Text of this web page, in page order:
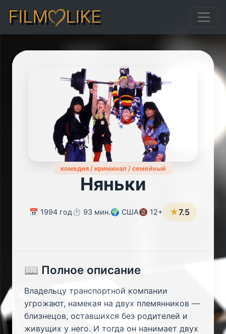
FILM LIKE
комедия / криминал / семейный
Няньки
📅 1994 год⏱️ 93 мин.🌍 США🔞 12+ ★7.5
📖 Полное описание
Владельцу транспортной компании
угрожают, намекая на двух племянников —
близнецов, оставшихся без родителей и
живущих у него. И тогда он нанимает двух